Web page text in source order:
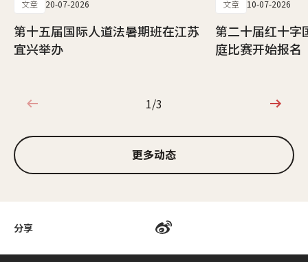
分享
文章 20-07-2026
第十五届国际人道法暑期班在江苏
宜兴举办
文章 10-07-2026
第二十届红十字
庭比赛开始报名
1/3
1/3
更多动态